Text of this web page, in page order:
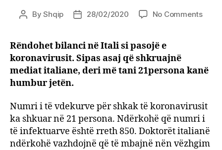
PostByShqip
Post28/02/2020 No Commentson
si
deri
më
Rëndohet bilanci në Itali si pasojë e
koronavirusit. Sipas asaj që shkruajnë
mediat italiane, deri më tani 21persona kanë
humbur jetën.
Numri i të vdekurve për shkak të koronavirusit
ka shkuar në 21 persona. Ndërkohë që numri i
të infektuarve është rreth 850. Doktorët italianë
ndërkohë vazhdojnë që të mbajnë nën vëzhgim